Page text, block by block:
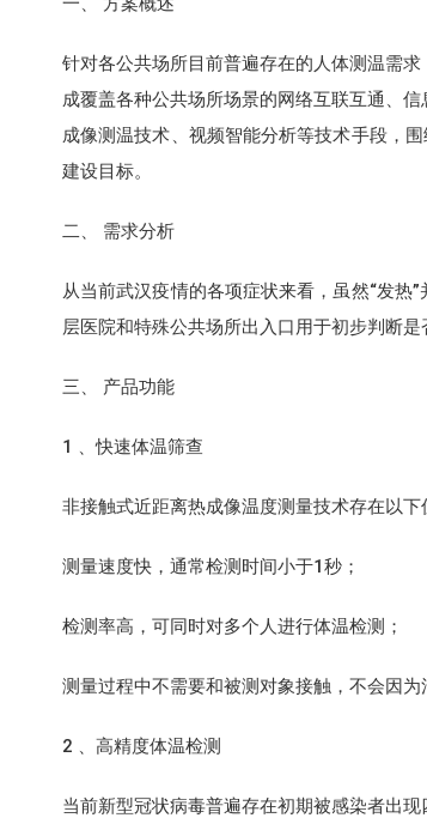
针对各公共场所目前普遍存在的人体测温需
成覆盖各种公共场所场景的网络互联互通、
成像测温技术、视频智能分析等技术手段，
建设目标。
二、 需求分析
从当前武汉疫情的各项症状来看，虽然“发热
层医院和特殊公共场所出入口用于初步判断是
三、 产品功能
1 、快速体温筛查
非接触式近距离热成像温度测量技术存在以下
测量速度快，通常检测时间小于1秒；
检测率高，可同时对多个人进行体温检测；
测量过程中不需要和被测对象接触，不会因为
2 、高精度体温检测
当前新型冠状病毒普遍存在初期被感染者出
梅斯智慧医疗IT运维解决方案
梅斯智慧医疗物联网解决方案